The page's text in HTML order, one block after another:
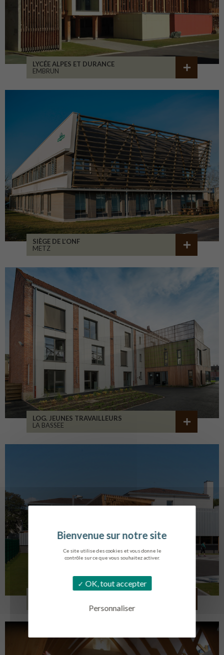
Ce site utilise des cookies et vous donne le
contrôle sur ce que vous souhaitez activer.
OK, tout accepter
Personnaliser
LYCÉE ALPES ET DURANCE
EMBRUN
SIÈGE DE L’ONF
METZ
LOG. JEUNES TRAVAILLEURS
LA BASSEE